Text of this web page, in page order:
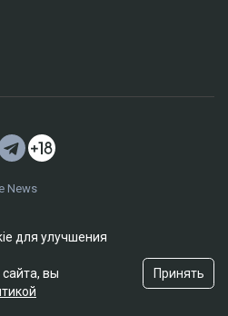
News
Все права защищены.
для улучшения
вы
Принять